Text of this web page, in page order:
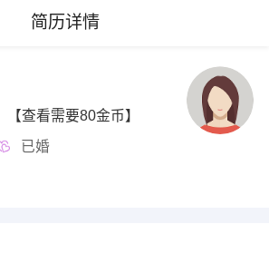
简历详情
【查看需要80金币】
已婚